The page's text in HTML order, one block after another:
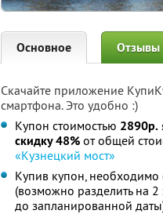
Основное Отзывы
Скачайте приложение
смартфона. Это удобно :)
Купон стоимостью 2890р.
скидку 48% от общей
«Кузнецкий мост»
Купив купон, необходимо
(возможно разделить на
до запланированной